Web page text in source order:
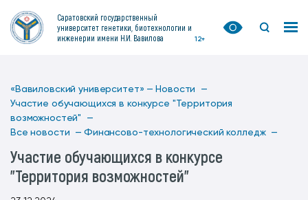
Саратовский государственный
университет генетики, биотехнологии и
инженерии имени Н.И. Вавилова
12+
«Вавиловский университет» — Новости —
Участие обучающихся в конкурсе "Территория
возможностей" —
Все новости — Финансово-технологический колледж —
Участие обучающихся в конкурсе
"Территория возможностей"